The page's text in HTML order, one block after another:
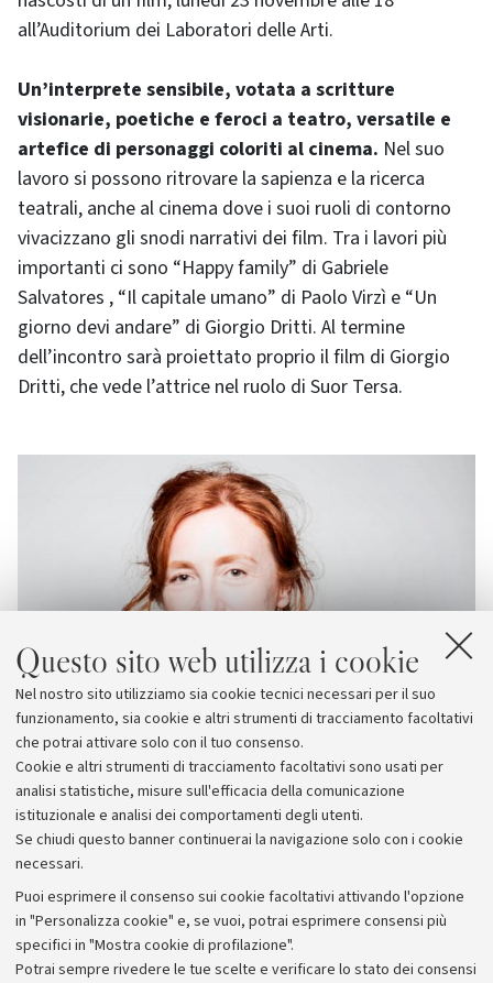
Questo sito web utilizza i cookie
Nel nostro sito utilizziamo sia cookie tecnici necessari per il suo
funzionamento, sia cookie e altri strumenti di tracciamento facoltativi
che potrai attivare solo con il tuo consenso.
Cookie e altri strumenti di tracciamento facoltativi sono usati per
analisi statistiche, misure sull'efficacia della comunicazione
istituzionale e analisi dei comportamenti degli utenti.
Se chiudi questo banner continuerai la navigazione solo con i cookie
necessari.
Puoi esprimere il consenso sui cookie facoltativi attivando l'opzione
in "Personalizza cookie" e, se vuoi, potrai esprimere consensi più
specifici in "Mostra cookie di profilazione".
Potrai sempre rivedere le tue scelte e verificare lo stato dei consensi
all’Auditorium dei Laboratori delle Arti.
Un’interprete sensibile, votata a scritture
visionarie, poetiche e feroci a teatro, versatile e
artefice di personaggi coloriti al cinema. Nel suo
lavoro si possono ritrovare la sapienza e la ricerca
teatrali, anche al cinema dove i suoi ruoli di contorno
vivacizzano gli snodi narrativi dei film. Tra i lavori più
importanti ci sono “Happy family” di Gabriele
Salvatores , “Il capitale umano” di Paolo Virzì e “Un
giorno devi andare” di Giorgio Dritti. Al termine
dell’incontro sarà proiettato proprio il film di Giorgio
Dritti, che vede l’attrice nel ruolo di Suor Tersa.
Archivio
Comunicati stampa
Redazione